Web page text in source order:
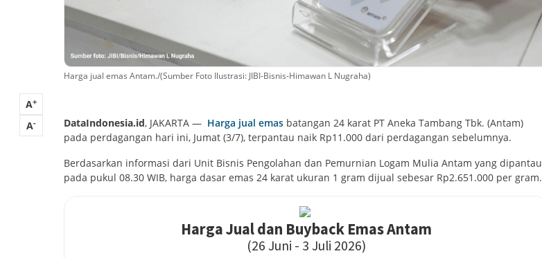
Harga jual emas Antam./(Sumber Foto Ilustrasi: JIBI-Bisnis-Himawan L Nugraha)
A+
A- DataIndonesia.id, JAKARTA — Harga jual emas batangan 24 karat PT Aneka Tambang Tbk. (Antam)
pada perdagangan hari ini, Jumat (3/7), terpantau naik Rp11.000 dari perdagangan sebelumnya.
Berdasarkan informasi dari Unit Bisnis Pengolahan dan Pemurnian Logam Mulia Antam yang dipantau
pada pukul 08.30 WIB, harga dasar emas 24 karat ukuran 1 gram dijual sebesar Rp2.651.000 per gram.